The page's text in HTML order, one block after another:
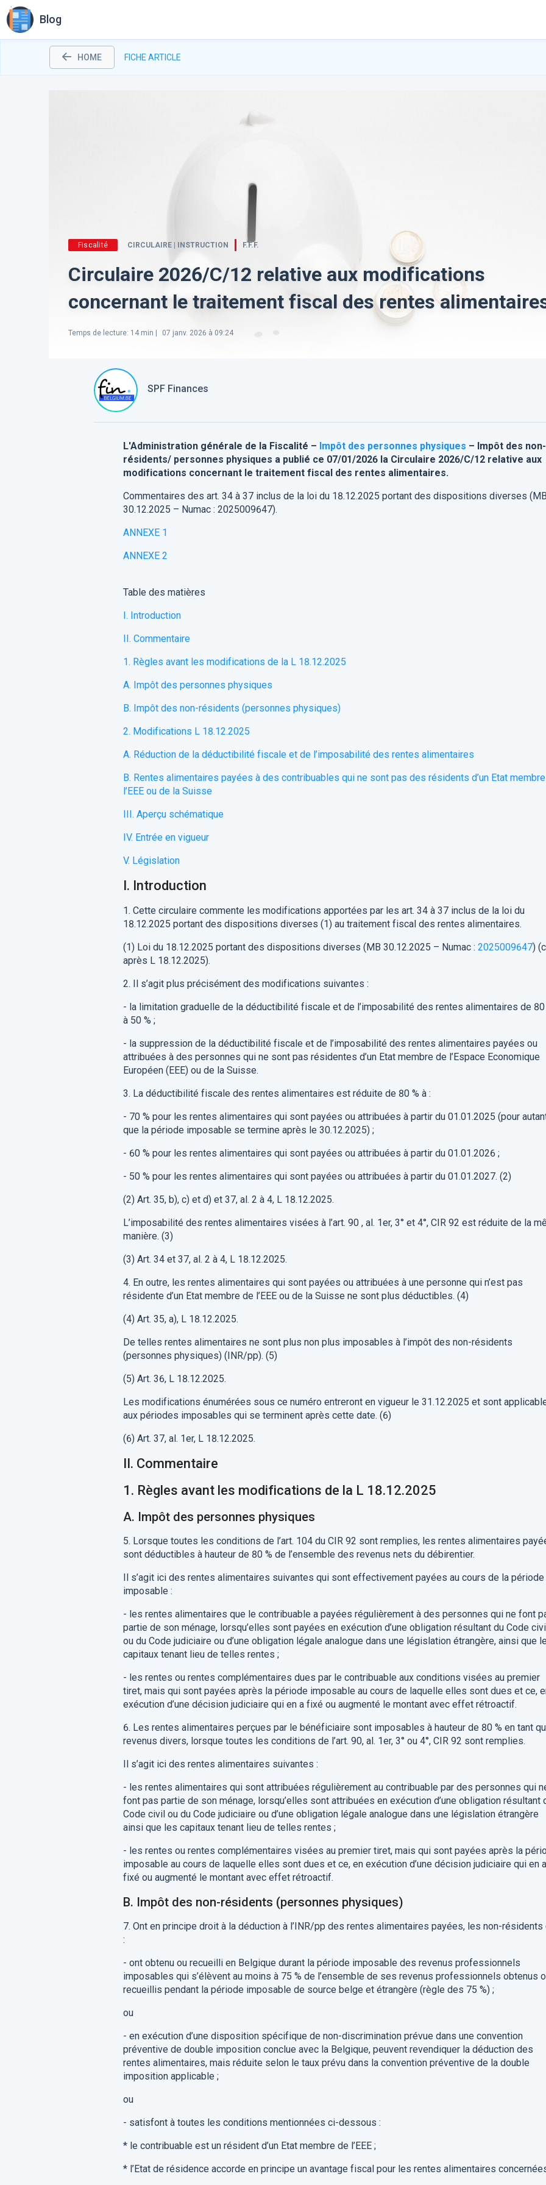
Blog
HOME FICHE ARTICLE
Fiscalité CIRCULAIRE | INSTRUCTION F.F.F.
Circulaire 2026/C/12 relative aux modifications
concernant le traitement fiscal des rentes
Temps de lecture: 14 min | 07 janv. 2026 à 09:24
SPF Finances
L'Administration générale de la Fiscalité – Impôt des personnes physiques – Impôt des non-
résidents/ personnes physiques a publié ce 07/01/2026 la Circulaire 2026/C/12 relative aux
modifications concernant le traitement fiscal des rentes alimentaires.
Commentaires des art. 34 à 37 inclus de la loi du 18.12.2025 portant des dispositions diverses (MB
30.12.2025 – Numac : 2025009647).
ANNEXE 1
ANNEXE 2
Table des matières
I. Introduction
II. Commentaire
1. Règles avant les modifications de la L 18.12.2025
A. Impôt des personnes physiques
B. Impôt des non-résidents (personnes physiques)
2. Modifications L 18.12.2025
A. Réduction de la déductibilité fiscale et de l’imposabilité des rentes alimentaires
B. Rentes alimentaires payées à des contribuables qui ne sont pas des résidents d’un Etat
l’EEE ou de la Suisse
III. Aperçu schématique
IV. Entrée en vigueur
V. Législation
I. Introduction
1. Cette circulaire commente les modifications apportées par les art. 34 à 37 inclus de la loi du
18.12.2025 portant des dispositions diverses (1) au traitement fiscal des rentes alimentaires.
(1) Loi du 18.12.2025 portant des dispositions diverses (MB 30.12.2025 – Numac : 2025009647)
après L 18.12.2025).
2. Il s’agit plus précisément des modifications suivantes :
- la limitation graduelle de la déductibilité fiscale et de l’imposabilité des rentes alimentaires de 80
à 50 % ;
- la suppression de la déductibilité fiscale et de l’imposabilité des rentes alimentaires payées ou
attribuées à des personnes qui ne sont pas résidentes d’un Etat membre de l’Espace Economique
Européen (EEE) ou de la Suisse.
3. La déductibilité fiscale des rentes alimentaires est réduite de 80 % à :
- 70 % pour les rentes alimentaires qui sont payées ou attribuées à partir du 01.01.2025 (pour
que la période imposable se termine après le 30.12.2025) ;
- 60 % pour les rentes alimentaires qui sont payées ou attribuées à partir du 01.01.2026 ;
- 50 % pour les rentes alimentaires qui sont payées ou attribuées à partir du 01.01.2027. (2)
(2) Art. 35, b), c) et d) et 37, al. 2 à 4, L 18.12.2025.
L’imposabilité des rentes alimentaires visées à l’art. 90 , al. 1er, 3° et 4°, CIR 92 est réduite de la
manière. (3)
(3) Art. 34 et 37, al. 2 à 4, L 18.12.2025.
4. En outre, les rentes alimentaires qui sont payées ou attribuées à une personne qui n’est pas
résidente d’un Etat membre de l’EEE ou de la Suisse ne sont plus déductibles. (4)
(4) Art. 35, a), L 18.12.2025.
De telles rentes alimentaires ne sont plus non plus imposables à l’impôt des non-résidents
(personnes physiques) (INR/pp). (5)
(5) Art. 36, L 18.12.2025.
Les modifications énumérées sous ce numéro entreront en vigueur le 31.12.2025 et sont
aux périodes imposables qui se terminent après cette date. (6)
(6) Art. 37, al. 1er, L 18.12.2025.
II. Commentaire
1. Règles avant les modifications de la L 18.12.2025
A. Impôt des personnes physiques
5. Lorsque toutes les conditions de l’art. 104 du CIR 92 sont remplies, les rentes alimentaires
sont déductibles à hauteur de 80 % de l’ensemble des revenus nets du débirentier.
Il s’agit ici des rentes alimentaires suivantes qui sont effectivement payées au cours de la période
imposable :
- les rentes alimentaires que le contribuable a payées régulièrement à des personnes qui ne font
partie de son ménage, lorsqu’elles sont payées en exécution d’une obligation résultant du Code
ou du Code judiciaire ou d’une obligation légale analogue dans une législation étrangère, ainsi que l
capitaux tenant lieu de telles rentes ;
- les rentes ou rentes complémentaires dues par le contribuable aux conditions visées au premier
tiret, mais qui sont payées après la période imposable au cours de laquelle elles sont dues et ce,
exécution d’une décision judiciaire qui en a fixé ou augmenté le montant avec effet rétroactif.
6. Les rentes alimentaires perçues par le bénéficiaire sont imposables à hauteur de 80 % en tant
revenus divers, lorsque toutes les conditions de l’art. 90, al. 1er, 3° ou 4°, CIR 92 sont remplies.
Il s’agit ici des rentes alimentaires suivantes :
- les rentes alimentaires qui sont attribuées régulièrement au contribuable par des personnes qui
font pas partie de son ménage, lorsqu’elles sont attribuées en exécution d’une obligation résultant
Code civil ou du Code judiciaire ou d’une obligation légale analogue dans une législation étrangère
ainsi que les capitaux tenant lieu de telles rentes ;
- les rentes ou rentes complémentaires visées au premier tiret, mais qui sont payées après la
imposable au cours de laquelle elles sont dues et ce, en exécution d’une décision judiciaire qui en a
fixé ou augmenté le montant avec effet rétroactif.
B. Impôt des non-résidents (personnes physiques)
7. Ont en principe droit à la déduction à l’INR/pp des rentes alimentaires payées, les non-résidents
:
- ont obtenu ou recueilli en Belgique durant la période imposable des revenus professionnels
imposables qui s’élèvent au moins à 75 % de l’ensemble de ses revenus professionnels obtenus
recueillis pendant la période imposable de source belge et étrangère (règle des 75 %) ;
ou
- en exécution d’une disposition spécifique de non-discrimination prévue dans une convention
préventive de double imposition conclue avec la Belgique, peuvent revendiquer la déduction des
rentes alimentaires, mais réduite selon le taux prévu dans la convention préventive de la double
imposition applicable ;
ou
- satisfont à toutes les conditions mentionnées ci-dessous :
* le contribuable est un résident d’un Etat membre de l’EEE ;
* l’Etat de résidence accorde en principe un avantage fiscal pour les rentes alimentaires